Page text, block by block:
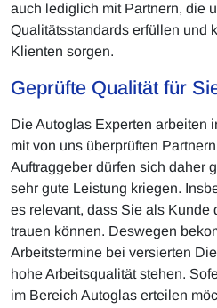
auch lediglich mit Partnern, die
Qualitätsstandards erfüllen und
Klienten sorgen.
Geprüfte Qualität für
Die Autoglas Experten arbeiten
mit von uns überprüften
Auftraggeber dürfen sich daher
sehr gute Leistung kriegen.
es relevant, dass Sie als Kunde
trauen können. Deswegen
Arbeitstermine bei versierten
hohe Arbeitsqualität stehen.
im Bereich Autoglas erteilen